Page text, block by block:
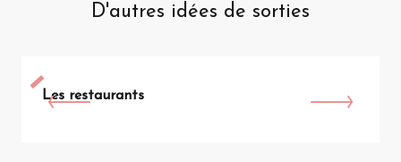
D'autres idées de sorties
Les restaurants